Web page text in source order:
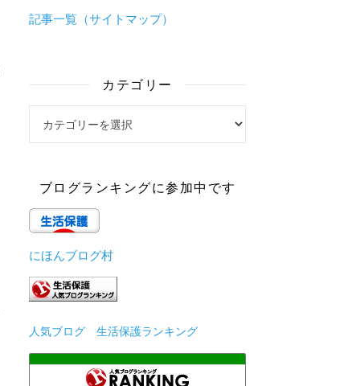
記事一覧（サイトマップ）
カテゴリー
ブログランキングに参加中です
にほんブログ村
人気ブログ 生活保護ランキング